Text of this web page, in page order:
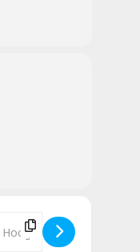
Nekka Intiem [xleTkUN0x]
Address -